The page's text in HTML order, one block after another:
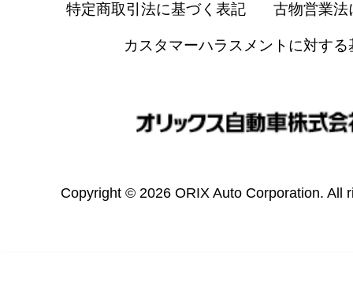
特定商取引法に基づく表記 古物営業法
カスタマーハラスメントに対する
Copyright © 2026 ORIX Auto Corporation. All